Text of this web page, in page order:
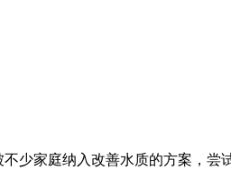
少家庭纳入改善水质的方案，